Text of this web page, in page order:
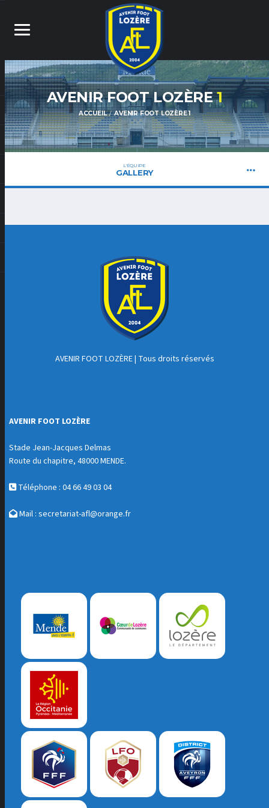
AVENIR FOOT LOZÈRE1
ACCUEIL AVENIR FOOT LOZÈRE 1
L'ÉQUIPE
GALLERY
AVENIR FOOT LOZÈRE| Tous droits réservés
AVENIR FOOT LOZÈRE
Stade Jean-Jacques Delmas
Route du chapitre, 48000 MENDE.
Téléphone : 04 66 49 03 04
Mail : secretariat-afl@orange.fr